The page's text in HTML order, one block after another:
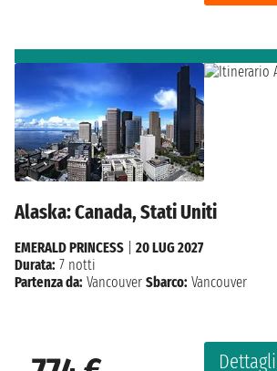
Alaska: Canada, Stati Uniti
Dettagli
EMERALD PRINCESS
20 LUG 2027
Durata: 7 notti
Partenza da: Vancouver Sbarco: Vancouver